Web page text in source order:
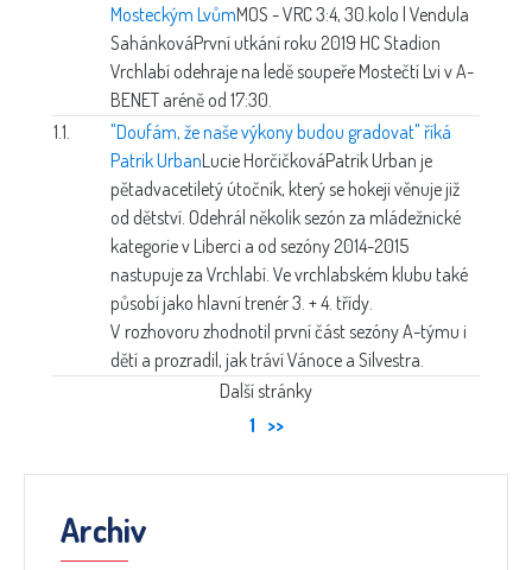
Mosteckým LvůmMOS - VRC 3:4, 30.kolo | Vendula
SahánkováPrvní utkání roku 2019 HC Stadion
Vrchlabí odehraje na ledě soupeře Mostečtí Lvi v A-
BENET aréně od 17:30.
1.1.
"Doufám, že naše výkony budou gradovat" říká
Patrik UrbanLucie HorčičkováPatrik Urban je
pětadvacetiletý útočník, který se hokeji věnuje již
od dětství. Odehrál několik sezón za mládežnické
kategorie v Liberci a od sezóny 2014-2015
nastupuje za Vrchlabí. Ve vrchlabském klubu také
působí jako hlavní trenér 3. + 4. třídy.
V rozhovoru zhodnotil první část sezóny A-týmu i
dětí a prozradil, jak tráví Vánoce a Silvestra.
Další stránky
1 >>
Archiv